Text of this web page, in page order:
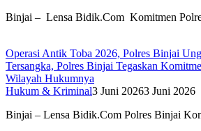
Binjai – Lensa Bidik.Com Komitmen
Operasi Antik Toba 2026, Polres Binjai
Tersangka, Polres Binjai Tegaskan
Wilayah Hukumnya
Hukum & Kriminal3 Juni 20263 Juni 2026
Binjai – Lensa Bidik.Com Polres Binjai